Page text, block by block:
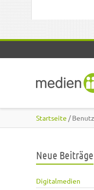
Startseite /
Neue Beiträge
Digitalmedien